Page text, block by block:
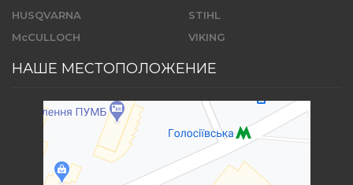
HUSQVARNA
McCULLOCH
STIHL
VIKING
НАШЕ МЕСТОПОЛОЖЕНИЕ